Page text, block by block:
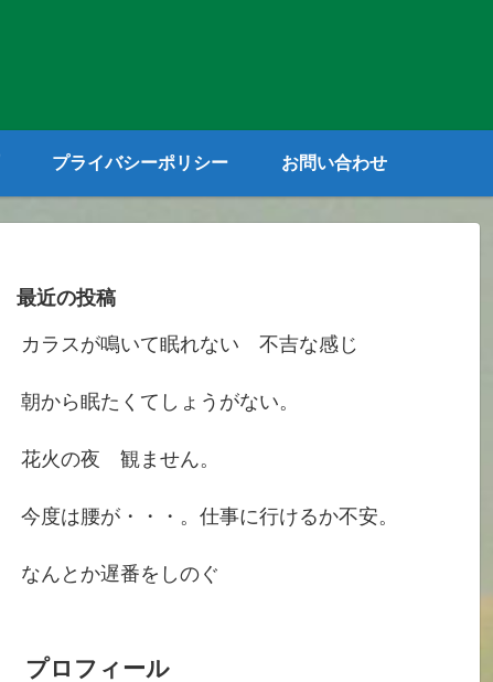
プライバシーポリシー お問い合わせ
最近の投稿
カラスが鳴いて眠れない 不吉な感じ
朝から眠たくてしょうがない。
花火の夜 観ません。
今度は腰が・・・。仕事に行けるか不安。
なんとか遅番をしのぐ
プロフィール